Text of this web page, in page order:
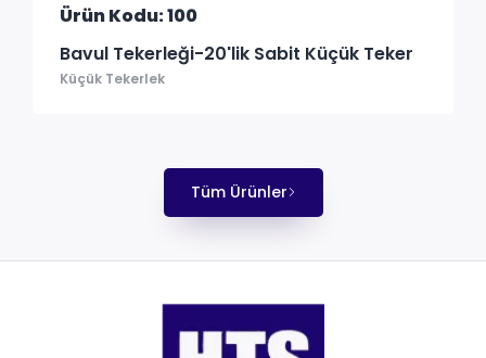
Ürün Kodu: 100
Bavul Tekerleği-20'lik Sabit Küçük Teker
Küçük Tekerlek
Tüm Ürünler